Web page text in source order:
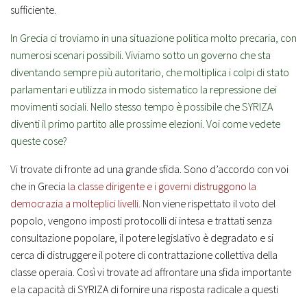
sufficiente.
In Grecia ci troviamo in una situazione politica molto precaria, con
numerosi scenari possibili. Viviamo sotto un governo che sta
diventando sempre più autoritario, che moltiplica i colpi di stato
parlamentari e utilizza in modo sistematico la repressione dei
movimenti sociali. Nello stesso tempo è possibile che SYRIZA
diventi il primo partito alle prossime elezioni. Voi come vedete
queste cose?
Vi trovate di fronte ad una grande sfida. Sono d’accordo con voi
che in Grecia la classe dirigente e i governi distruggono la
democrazia a molteplici livelli. Non viene rispettato il voto del
popolo, vengono imposti protocolli di intesa e trattati senza
consultazione popolare, il potere legislativo è degradato e si
cerca di distruggere il potere di contrattazione collettiva della
classe operaia. Così vi trovate ad affrontare una sfida importante
e la capacità di SYRIZA di fornire una risposta radicale a questi